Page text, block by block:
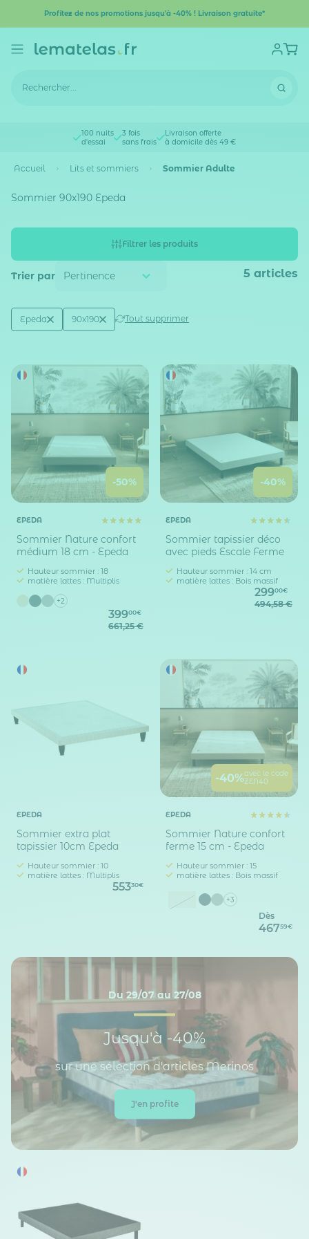
Profitez de nos promotions jusqu'à -40% ! Livraison gratuite*
100 nuits
d'essai
3 fois
sans frais
Livraison offerte
à domicile dès 49 €
Accueil Lits et sommiers Sommier Adulte
Sommier 90x190 Epeda
Filtrer les produits
Trier par 5 articles
Active filtering(2)
Marque
Epeda Taille sommier / lit (en cm)
90x190 Tout supprimer
-50%
EPEDA
Sommier Nature confort
médium 18 cm - Epeda
Hauteur sommier : 18
matière lattes : Multiplis
+2
39900€
661,25 €
-40%
EPEDA
Sommier tapissier déco
avec pieds Escale Ferme
Hauteur sommier : 14 cm
matière lattes : Bois massif
29900€
494,58 €
EPEDA
Sommier extra plat
tapissier 10cm Epeda
Hauteur sommier : 10
matière lattes : Multiplis
55330€
-40%avec le code
ZEN40
EPEDA
Sommier Nature confort
ferme 15 cm - Epeda
Hauteur sommier : 15
matière lattes : Bois massif
Ecru +3
Dès
46759€
Du 29/07 au 27/08
Jusqu'à -40%
sur une sélection d'articles Merinos
J'en profite